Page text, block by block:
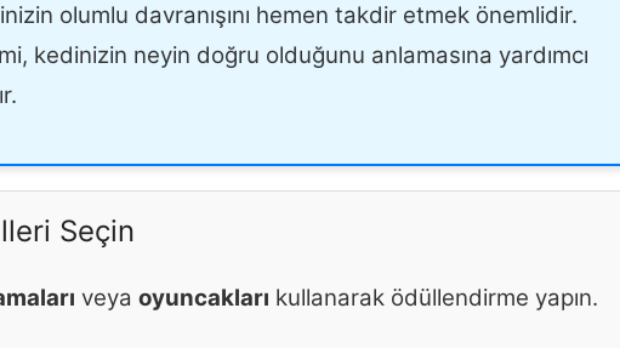
olumlu davranışını hemen takdir etmek önemlidir.
kedinizin neyin doğru olduğunu anlamasına yardımcı
Seçin
veya oyuncakları kullanarak ödüllendirme yapın.